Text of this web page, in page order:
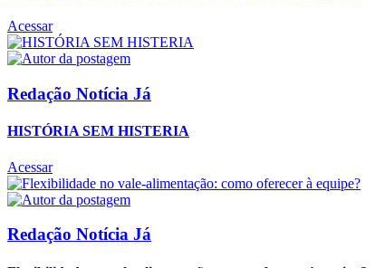
Acessar
Redação Notícia Já
HISTÓRIA SEM HISTERIA
Acessar
Redação Notícia Já